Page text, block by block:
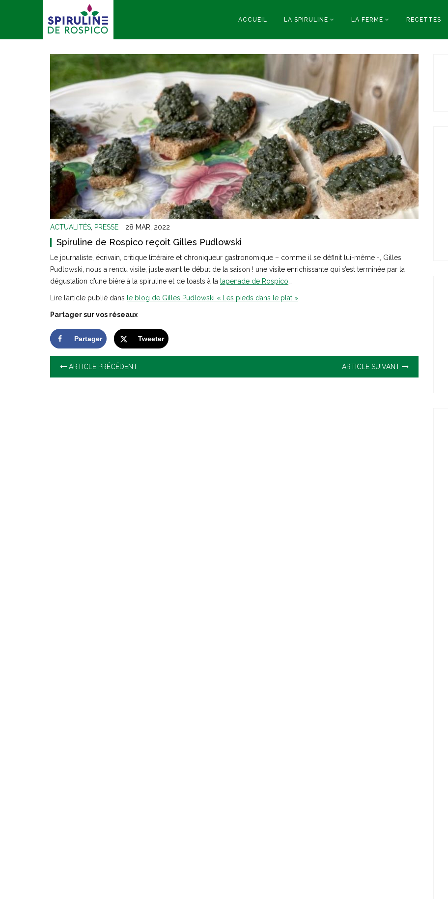
ACCUEIL LA SPIRULINE LA FERME RECETTES
ACTUALITÉS PRESSE 28 MAR, 2022
Spiruline de Rospico reçoit Gilles Pudlowski
Le journaliste, écrivain, critique littéraire et chroniqueur gastronomique – comme il se définit lui-même -, Gilles
Pudlowski, nous a rendu visite, juste avant le début de la saison ! une visite enrichissante qui s’est terminée par la
dégustation d’une bière à la spiruline et de toasts à la tapenade de Rospico
Lire l’article publié dans le blog de Gilles Pudlowski « Les pieds dans le plat »
Partager sur vos réseaux
Partager Tweeter
ARTICLE PRÉCÉDENT ARTICLE SUIVANT